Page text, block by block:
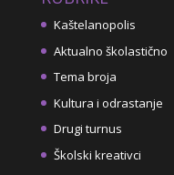
Kaštelanopolis
Aktualno školastično
Tema broja
Kultura i odrastanje
Drugi turnus
Školski kreativci